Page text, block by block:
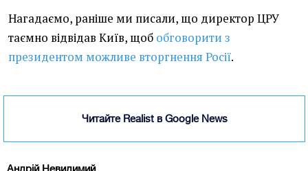
Нагадаємо, раніше ми писали, що директор ЦРУ
таємно відвідав Київ, щоб обговорити з
президентом можливе вторгнення Росії.
Читайте Realist в Google News